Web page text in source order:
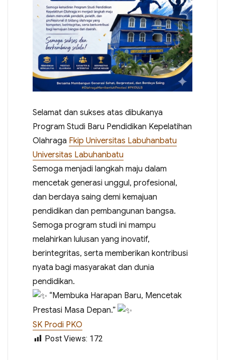
Selamat dan sukses atas dibukanya
Program Studi Baru Pendidikan Kepelatihan
Olahraga Fkip Universitas Labuhanbatu
Universitas Labuhanbatu
Semoga menjadi langkah maju dalam
mencetak generasi unggul, profesional,
dan berdaya saing demi kemajuan
pendidikan dan pembangunan bangsa.
Semoga program studi ini mampu
melahirkan lulusan yang inovatif,
berintegritas, serta memberikan kontribusi
nyata bagi masyarakat dan dunia
pendidikan.
“Membuka Harapan Baru, Mencetak
Prestasi Masa Depan.”
SK Prodi PKO
Post Views: 172